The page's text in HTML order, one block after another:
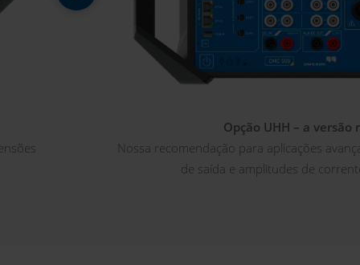
Opção UHH – a versão
Nossa recomendação para aplicações
de saída e amplitudes de